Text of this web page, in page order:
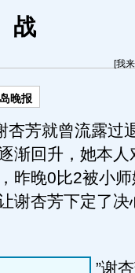
战
[我
晚报
芳就曾流露过
渐回升，她本人
昨晚0比2被小
谢杏芳下定了决
”谢